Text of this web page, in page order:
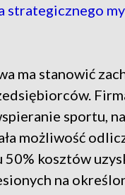
strategicznego
ma stanowić
sportu,
możliwość
kosztów
na